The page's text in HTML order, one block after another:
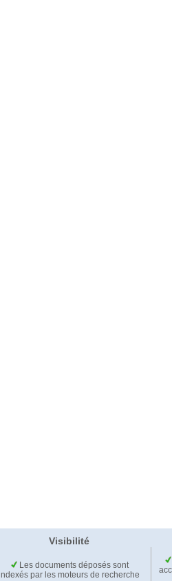
Visibilité
Les documents déposés sont
par les moteurs de recherche